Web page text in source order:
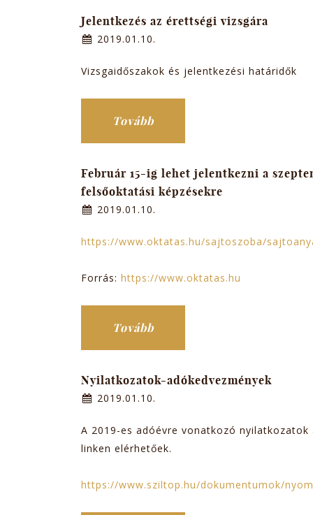
Jelentkezés az érettségi vizsgára
2019.01.10.
Vizsgaidőszakok és jelentkezési határidők
Tovább
Február 15-ig lehet jelentkezni a
felsőoktatási képzésekre
2019.01.10.
https://www.oktatas.hu/sajtoszoba/
Forrás: https://www.oktatas.hu
Tovább
Nyilatkozatok-adókedvezmények
2019.01.10.
A 2019-es adóévre vonatkozó nyilatkozatok
linken elérhetőek.
https://www.sziltop.hu/dokumentumok/